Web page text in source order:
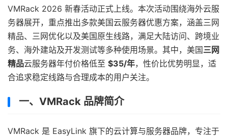
VMRack 2026 新春活动正式上线。本次活动围绕海外云服
务器展开，重点推出多款美国云服务器优惠方案，涵盖三网
精品、三网优化以及美国原生线路，满足大陆访问、跨境业
务、海外建站及开发测试等多种使用场景。其中，美国三网
精品云服务器年付价格低至 $35/年，性价比优势明显，适
合追求稳定线路与合理成本的用户关注。
一、VMRack 品牌简介
VMRack 是 EasyLink 旗下的云计算与服务器品牌，专注于